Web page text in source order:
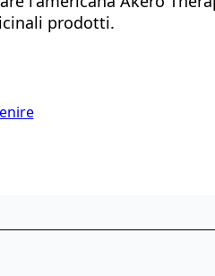
prodotti.